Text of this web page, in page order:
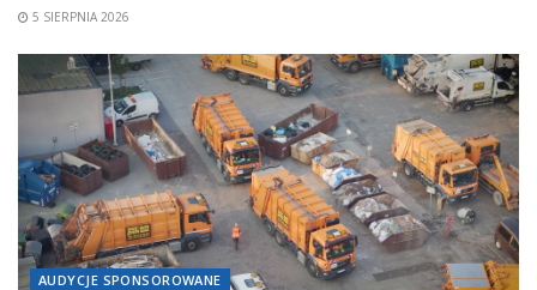
5 SIERPNIA 2026
AUDYCJE SPONSOROWANE